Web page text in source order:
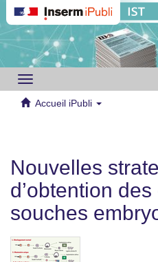
Toggle
navigation
Accueil iPubli
Nouvelles
d’obtention
souches